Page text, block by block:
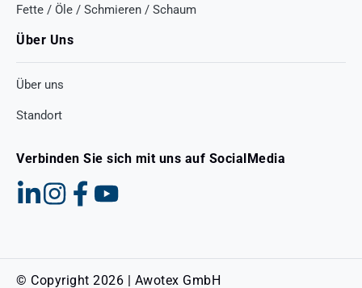
Fette / Öle / Schmieren / Schaum
Über Uns
Über uns
Standort
Verbinden Sie sich mit uns auf SocialMedia
© Copyright 2026 | Awotex GmbH